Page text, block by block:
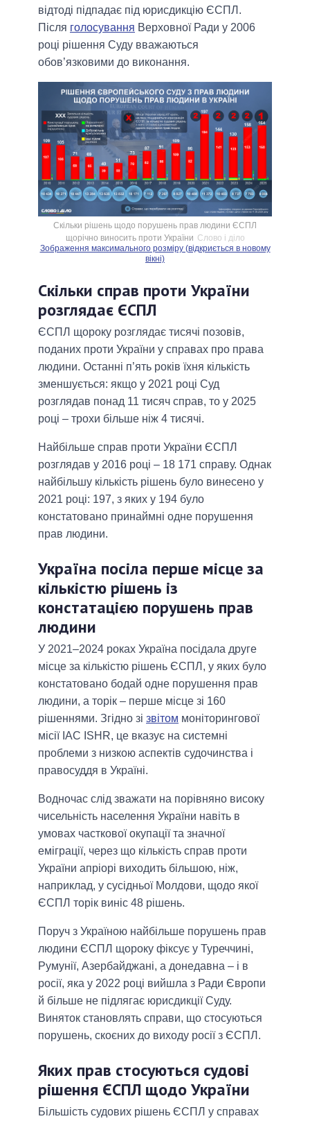
відтоді підпадає під юрисдикцію ЄСПЛ.
Після голосування Верховної Ради у 2006
році рішення Суду вважаються
обов’язковими до виконання.
Скільки рішень щодо порушень прав людини ЄСПЛ
щорічно виносить проти України Слово і діло
Зображення максимального розміру (відкриється в новому
вікні)
Скільки справ проти України
розглядає ЄСПЛ
ЄСПЛ щороку розглядає тисячі позовів,
поданих проти України у справах про права
людини. Останні п’ять років їхня кількість
зменшується: якщо у 2021 році Суд
розглядав понад 11 тисяч справ, то у 2025
році – трохи більше ніж 4 тисячі.
Найбільше справ проти України ЄСПЛ
розглядав у 2016 році – 18 171 справу. Однак
найбільшу кількість рішень було винесено у
2021 році: 197, з яких у 194 було
констатовано принаймні одне порушення
прав людини.
Україна посіла перше місце за
кількістю рішень із
констатацією порушень прав
людини
У 2021–2024 роках Україна посідала друге
місце за кількістю рішень ЄСПЛ, у яких було
констатовано бодай одне порушення прав
людини, а торік – перше місце зі 160
рішеннями. Згідно зі звітом моніторингової
місії IAC ISHR, це вказує на системні
проблеми з низкою аспектів судочинства і
правосуддя в Україні.
Водночас слід зважати на порівняно високу
чисельність населення України навіть в
умовах часткової окупації та значної
еміграції, через що кількість справ проти
України апріорі виходить більшою, ніж,
наприклад, у сусідньої Молдови, щодо якої
ЄСПЛ торік виніс 48 рішень.
Поруч з Україною найбільше порушень прав
людини ЄСПЛ щороку фіксує у Туреччині,
Румунії, Азербайджані, а донедавна – і в
росії, яка у 2022 році вийшла з Ради Європи
й більше не підлягає юрисдикції Суду.
Виняток становлять справи, що стосуються
порушень, скоєних до виходу росії з ЄСПЛ.
Яких прав стосуються судові
рішення ЄСПЛ щодо України
Більшість судових рішень ЄСПЛ у справах